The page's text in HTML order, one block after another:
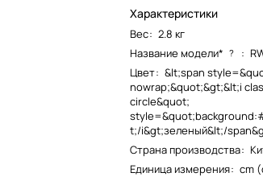
Характеристики
Вес: 2.8 кг
Название модели* ? :
Цвет: &lt;span
nowrap;&quot;&gt;&lt;i
circle&quot;
t;/i&gt;зеленый&lt;/
Страна производства:
Единица измерения: cm